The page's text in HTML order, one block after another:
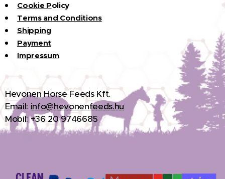
Cookie Policy
Terms and Conditions
Shipping
Payment
Impressum
Hevonen Horse Feeds Kft.
Email: info@hevonenfeeds.hu
Mobil: +36 20 9746685